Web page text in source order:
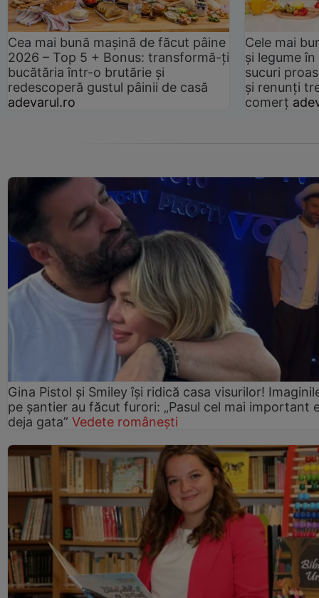
Cea mai bună mașină de făcut pâine
2026 – Top 5 + Bonus: transformă-ți
bucătăria într-o brutărie și
redescoperă gustul pâinii de casă
adevarul.ro
Cele mai
și legume
sucuri
și renunți
comerț
Gina Pistol și Smiley își ridică casa visurilor!
pe șantier au făcut furori: „Pasul cel mai important
deja gata” Vedete românești